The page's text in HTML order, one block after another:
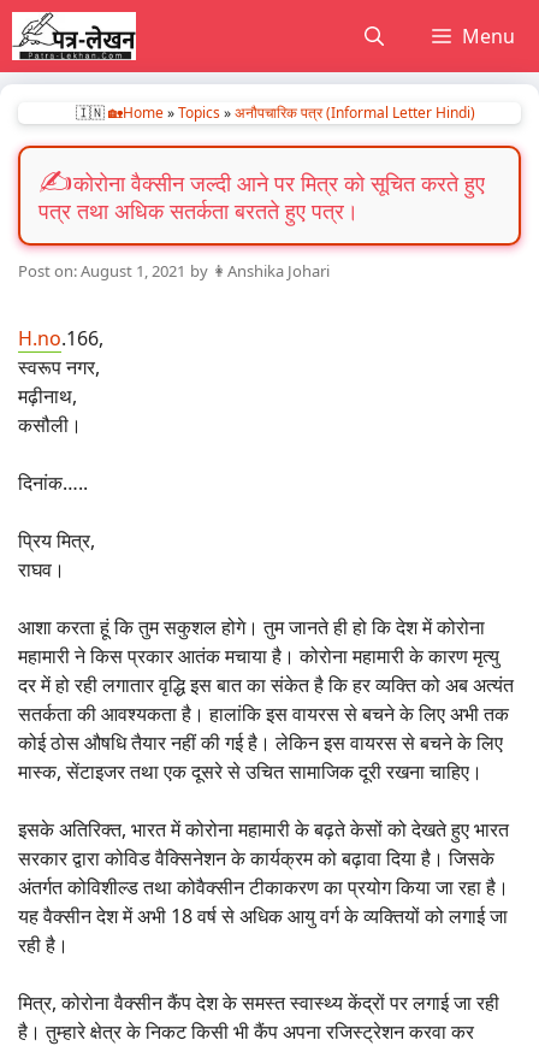
Skip
to
content
Menu
🇮🇳🏡Home»Topics»अनौपचारिक पत्र (Informal Letter Hindi)
कोरोना वैक्सीन जल्दी आने पर मित्र को सूचित करते हुए
पत्र तथा अधिक सतर्कता बरतते हुए पत्र।
August 1, 2021 by 👩Anshika Johari
H.no.166,
स्वरूप नगर,
मढ़ीनाथ,
कसौली।
दिनांक…..
प्रिय मित्र,
राघव।
आशा करता हूं कि तुम सकुशल होगे। तुम जानते ही हो कि देश में कोरोना
महामारी ने किस प्रकार आतंक मचाया है। कोरोना महामारी के कारण मृत्यु
दर में हो रही लगातार वृद्धि इस बात का संकेत है कि हर व्यक्ति को अब अत्यंत
सतर्कता की आवश्यकता है। हालांकि इस वायरस से बचने के लिए अभी तक
कोई ठोस औषधि तैयार नहीं की गई है। लेकिन इस वायरस से बचने के लिए
मास्क, सेंटाइजर तथा एक दूसरे से उचित सामाजिक दूरी रखना चाहिए।
इसके अतिरिक्त, भारत में कोरोना महामारी के बढ़ते केसों को देखते हुए भारत
सरकार द्वारा कोविड वैक्सिनेशन के कार्यक्रम को बढ़ावा दिया है। जिसके
अंतर्गत कोविशील्ड तथा कोवैक्सीन टीकाकरण का प्रयोग किया जा रहा है।
यह वैक्सीन देश में अभी 18 वर्ष से अधिक आयु वर्ग के व्यक्तियों को लगाई जा
रही है।
मित्र, कोरोना वैक्सीन कैंप देश के समस्त स्वास्थ्य केंद्रों पर लगाई जा रही
है। तुम्हारे क्षेत्र के निकट किसी भी कैंप अपना रजिस्ट्रेशन करवा कर